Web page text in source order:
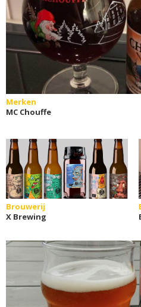
Merken
MC Chouffe
Brouwerij
X Brewing